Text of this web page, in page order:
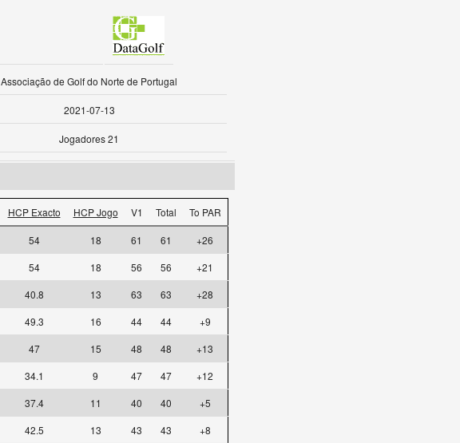
Associação de Golf do Norte de Portugal
2021-07-13
Jogadores 21
HCP Exacto HCP Jogo V1 Total To PAR
54 18 61 61
+26
54 18 56 56
+21
40.8 13 63 63
+28
49.3 16 44 44
+9
47 15 48 48
+13
34.1 9 47 47
+12
37.4 11 40 40
+5
42.5 13 43 43
+8